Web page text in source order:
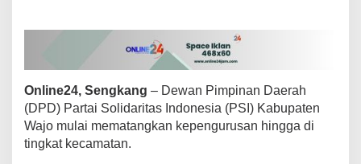
a
n
e
e
r
a
Online24, Sengkang – Dewan Pimpinan Daerah
(DPD) Partai Solidaritas Indonesia (PSI) Kabupaten
Wajo mulai mematangkan kepengurusan hingga di
tingkat kecamatan.